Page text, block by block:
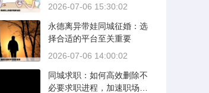
2026-07-06 15:30:02
永德离异带娃同城征婚：选
择合适的平台至关重要
2026-07-06 14:00:02
同城求职：如何高效删除不
必要求职进程，加速职场新